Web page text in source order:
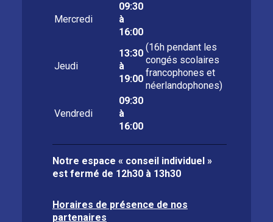
Mercredi
09:30
à
16:00
Jeudi
13:30
à
19:00
(16h pendant les
congés scolaires
francophones et
néerlandophones)
Vendredi
09:30
à
16:00
Notre espace « conseil individuel »
est fermé de 12h30 à 13h30
Horaires de présence de nos
partenaires